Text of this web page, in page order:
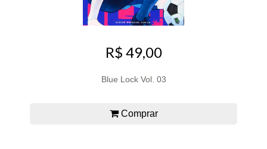
R$ 49,00
Blue Lock Vol. 03
Comprar